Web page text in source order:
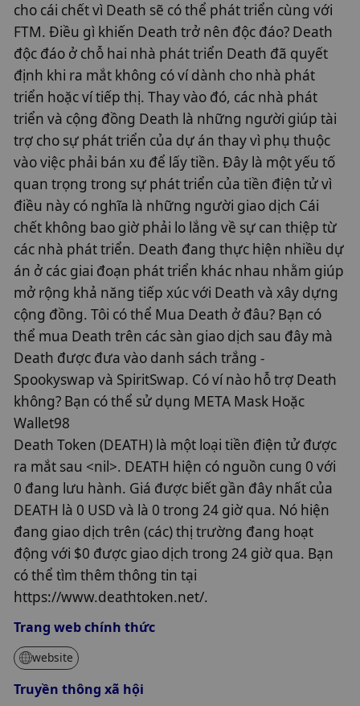
cho cái chết vì Death sẽ có thể phát triển cùng với
FTM. Điều gì khiến Death trở nên độc đáo? Death
độc đáo ở chỗ hai nhà phát triển Death đã quyết
định khi ra mắt không có ví dành cho nhà phát
triển hoặc ví tiếp thị. Thay vào đó, các nhà phát
triển và cộng đồng Death là những người giúp tài
trợ cho sự phát triển của dự án thay vì phụ thuộc
vào việc phải bán xu để lấy tiền. Đây là một yếu tố
quan trọng trong sự phát triển của tiền điện tử vì
điều này có nghĩa là những người giao dịch Cái
chết không bao giờ phải lo lắng về sự can thiệp từ
các nhà phát triển. Death đang thực hiện nhiều dự
án ở các giai đoạn phát triển khác nhau nhằm giúp
mở rộng khả năng tiếp xúc với Death và xây dựng
cộng đồng. Tôi có thể Mua Death ở đâu? Bạn có
thể mua Death trên các sàn giao dịch sau đây mà
Death được đưa vào danh sách trắng -
Spookyswap và SpiritSwap. Có ví nào hỗ trợ Death
không? Bạn có thể sử dụng META Mask Hoặc
Wallet98
Death Token (DEATH) là một loại tiền điện tử được
ra mắt sau <nil>. DEATH hiện có nguồn cung 0 với
0 đang lưu hành. Giá được biết gần đây nhất của
DEATH là 0 USD và là 0 trong 24 giờ qua. Nó hiện
đang giao dịch trên (các) thị trường đang hoạt
động với $0 được giao dịch trong 24 giờ qua. Bạn
có thể tìm thêm thông tin tại
https://www.deathtoken.net/.
Trang web chính thức
website
Truyền thông xã hội